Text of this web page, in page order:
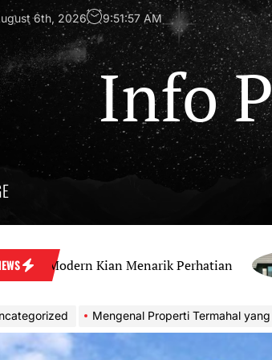
6th, 2026 9:51:58 AM
Info
Kian Menarik Perhatian
Mengenal Properti Termahal yang ada